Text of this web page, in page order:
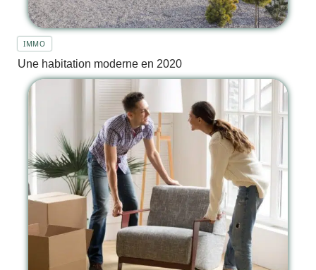
IMMO
Une habitation moderne en 2020